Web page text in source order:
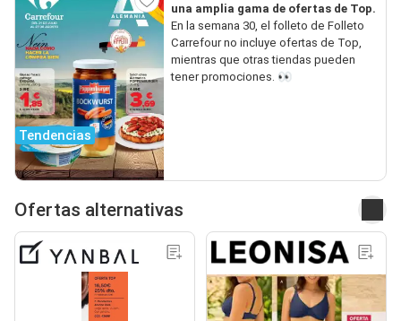
Tendencias
una amplia gama de ofertas de Top.
En la semana 30, el folleto de Folleto
Carrefour no incluye ofertas de Top,
mientras que otras tiendas pueden
tener promociones. 👀
Ofertas alternativas